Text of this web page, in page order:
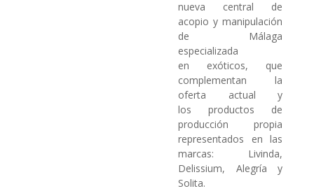
nueva central de
acopio y manipulación
de Málaga
especializada
en exóticos, que
complementan la
oferta actual y
los productos de
producción propia
representados en las
marcas: Livinda,
Delissium, Alegría y
Solita.